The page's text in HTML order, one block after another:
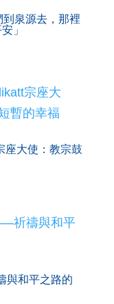
泉源去，那裡
」
大使：教宗鼓
與和平之路的